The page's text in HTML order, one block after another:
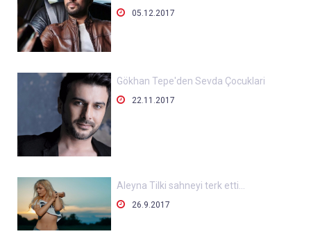
 05.12.2017
Gökhan Tepe'den Sevda Çocuklari
 22.11.2017
Aleyna Tilki sahneyi terk etti…
 26.9.2017